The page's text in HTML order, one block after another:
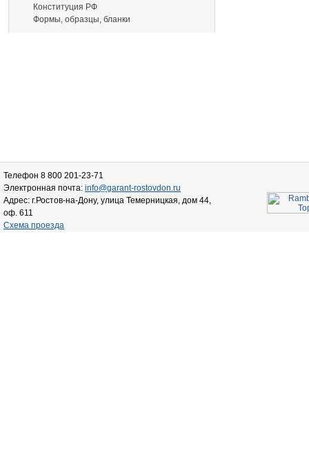
Конституция РФ
Формы, образцы, бланки
Телефон 8 800 201-23-71
Электронная почта: info@garant-rostovdon.ru
Адрес: г.Ростов-на-Дону, улица Темерницкая, дом 44,
оф. 611
Схема проезда